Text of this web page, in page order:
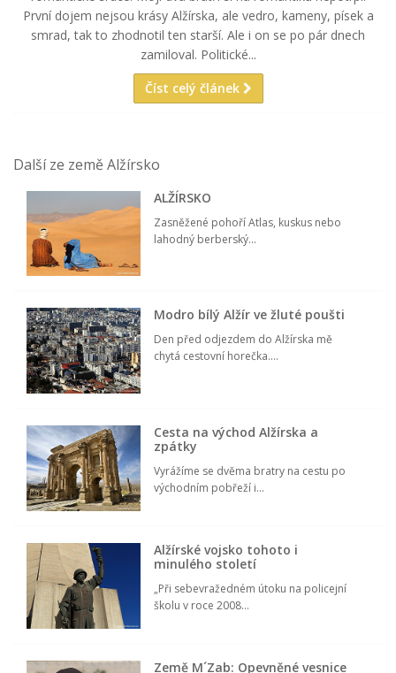
První dojem nejsou krásy Alžírska, ale vedro, kameny, písek a
smrad, tak to zhodnotil ten starší. Ale i on se po pár dnech
zamiloval. Politické...
Číst celý článek
Další ze země Alžírsko
ALŽÍRSKO
Zasněžené pohoří Atlas, kuskus nebo
lahodný berberský...
Modro bílý Alžír ve žluté poušti
Den před odjezdem do Alžírska mě
chytá cestovní horečka....
Cesta na východ Alžírska a
zpátky
Vyrážíme se dvěma bratry na cestu po
východním pobřeží i...
Alžírské vojsko tohoto i
minulého století
„Při sebevražedném útoku na policejní
školu v roce 2008...
Země M´Zab: Opevněné vesnice